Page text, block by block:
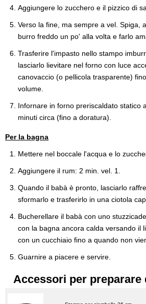
Aggiungere lo zucchero e il pizzico di
Verso la fine, ma sempre a vel. Spiga,
burro freddo un po' alla volta e farlo
Trasferire l'impasto nello stampo
lasciarlo lievitare nel forno con luce
canovaccio (o pellicola trasparente)
volume.
Infornare in forno preriscaldato statico
minuti circa (fino a doratura).
Per la bagna
Mettere nel boccale l'acqua e lo
Aggiungere il rum: 2 min. vel. 1.
Quando il babà è pronto, lasciarlo
sformarlo e trasferirlo in una ciotola
Bucherellare il babà con uno
con la bagna ancora calda versando il
con un cucchiaio fino a quando non
Guarnire a piacere e servire.
Accessori per preparare